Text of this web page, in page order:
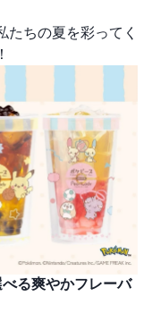
たちの夏を彩ってく
る爽やかフレーバ